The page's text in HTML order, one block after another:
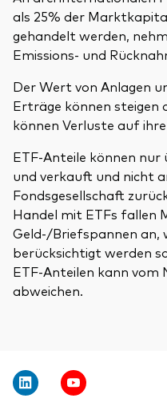
als 25% der
gehandelt werden,
Emissions- und
Der Wert von Anlagen
Erträge können steigen
können Verluste auf
ETF-Anteile können
und verkauft und nicht
Fondsgesellschaft
Handel mit ETFs fallen
Geld-/Briefspannen an,
berücksichtigt werden
ETF-Anteilen kann
abweichen.